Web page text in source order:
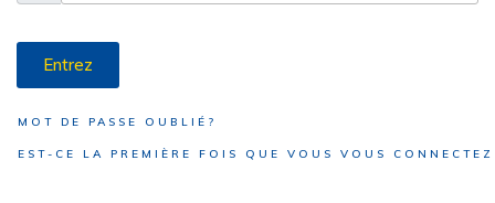
Entrez
MOT DE PASSE OUBLIÉ?
EST-CE LA PREMIÈRE FOIS QUE VOUS VOUS